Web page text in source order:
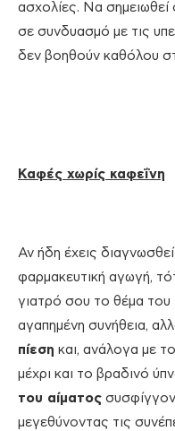
ασχολίες. Να σημειωθεί
σε συνδυασμό με τις
δεν βοηθούν καθόλου
Καφές χωρίς καφεΐνη
Αν ήδη έχεις
φαρμακευτική αγωγή,
γιατρό σου το θέμα του
αγαπημένη συνήθεια,
πίεση και, ανάλογα με
μέχρι και το βραδινό
του αίματος
μεγεθύνοντας τις